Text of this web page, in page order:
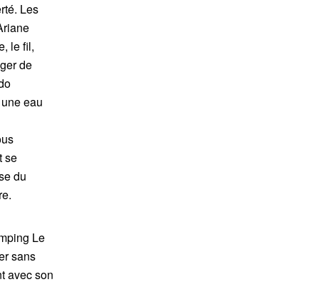
Les
le fil,
de
eau
se
du
Le
sans
avec son